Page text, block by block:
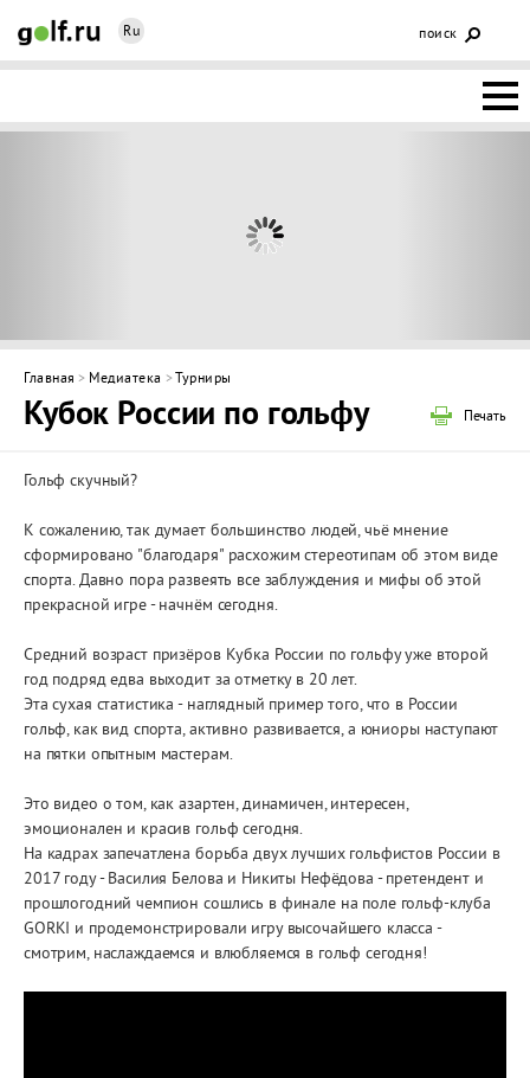
Ru поиск
ГОЛЬФ-
Главная > Медиатека > Турниры
Печать
Кубок России по гольфу
Гольф скучный?
К сожалению, так думает большинство людей, чьё мнение
сформировано "благодаря" расхожим стереотипам об этом виде
спорта. Давно пора развеять все заблуждения и мифы об этой
прекрасной игре - начнём сегодня.
Средний возраст призёров Кубка России по гольфу уже второй
год подряд едва выходит за отметку в 20 лет.
Эта сухая статистика - наглядный пример того, что в России
гольф, как вид спорта, активно развивается, а юниоры наступают
на пятки опытным мастерам.
Это видео о том, как азартен, динамичен, интересен,
эмоционален и красив гольф сегодня.
На кадрах запечатлена борьба двух лучших гольфистов России в
2017 году - Василия Белова и Никиты Нефёдова - претендент и
прошлогодний чемпион сошлись в финале на поле гольф-клуба
GORKI и продемонстрировали игру высочайшего класса -
смотрим, наслаждаемся и влюбляемся в гольф сегодня!